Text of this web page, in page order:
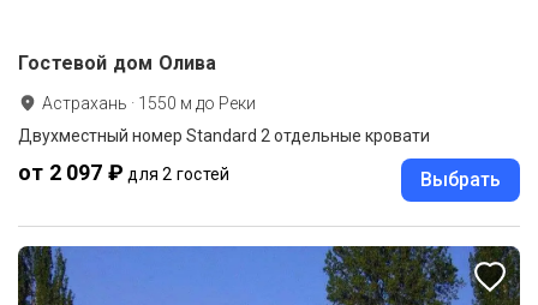
Гостевой дом Олива
Астрахань · 1550 м до Реки
Двухместный номер Standard 2 отдельные кровати
от 2 097 ₽ для 2 гостей Выбрать